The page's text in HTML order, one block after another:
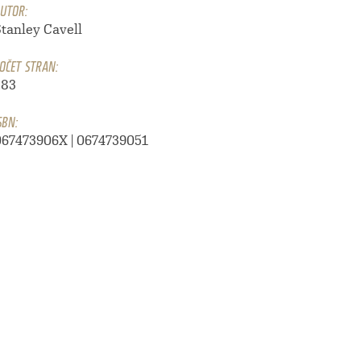
Cavell
STRAN:
| 0674739051